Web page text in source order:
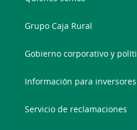
Grupo Caja Rural
Gobierno corporativo y
Información para inversores
Servicio de reclamaciones